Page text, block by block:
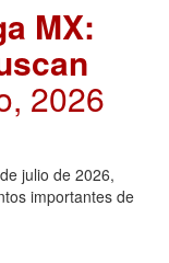
MX:
2026
julio de 2026,
importantes de